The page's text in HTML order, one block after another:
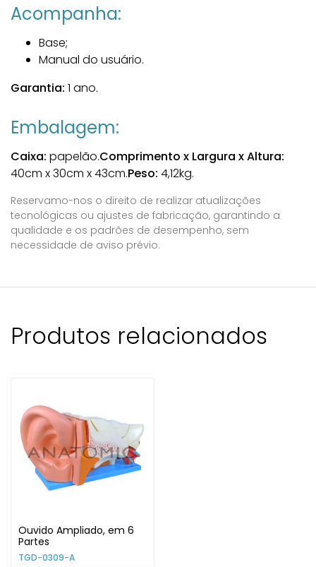
Acompanha:
Base;
Manual do usuário.
Garantia: 1 ano.
Embalagem:
Caixa: papelão.Comprimento x Largura x Altura:
40cm x 30cm x 43cm.Peso: 4,12kg.
Reservamo-nos o direito de realizar atualizações
tecnológicas ou ajustes de fabricação, garantindo a
qualidade e os padrões de desempenho, sem
necessidade de aviso prévio.
Produtos relacionados
Ouvido Ampliado, em 6
Partes
TGD-0309-A